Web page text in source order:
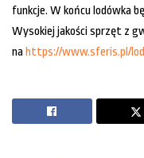
funkcje. W końcu lodówka
Wysokiej jakości sprzęt z
na https://www.sferis.pl/